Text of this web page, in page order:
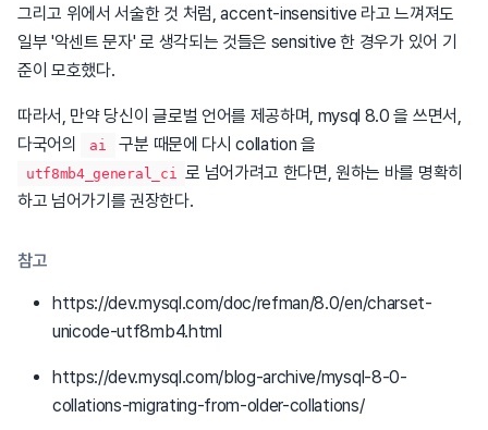
그리고 위에서 서술한 것 처럼, accent-insensitive 라고 느껴져도
일부 '악센트 문자' 로 생각되는 것들은 sensitive 한 경우가 있어 기
준이 모호했다.
따라서, 만약 당신이 글로벌 언어를 제공하며, mysql 8.0 을 쓰면서,
다국어의
ai 구분 때문에 다시 collation 을
utf8mb4_general_ci 로 넘어가려고 한다면, 원하는 바를 명확히
하고 넘어가기를 권장한다.
참고
https://dev.mysql.com/doc/refman/8.0/en/charset-
unicode-utf8mb4.html
https://dev.mysql.com/blog-archive/mysql-8-0-
collations-migrating-from-older-collations/